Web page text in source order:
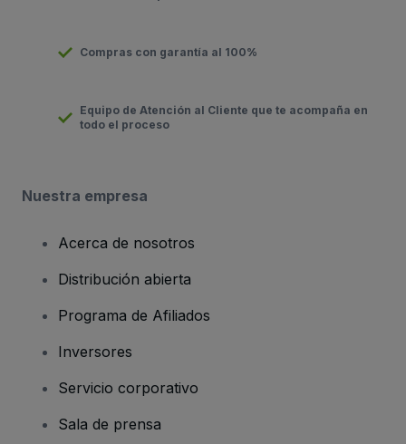
Compras con garantía al 100%
Equipo de Atención al Cliente que te acompaña en
todo el proceso
Nuestra empresa
Acerca de nosotros
Distribución abierta
Programa de Afiliados
Inversores
Servicio corporativo
Sala de prensa